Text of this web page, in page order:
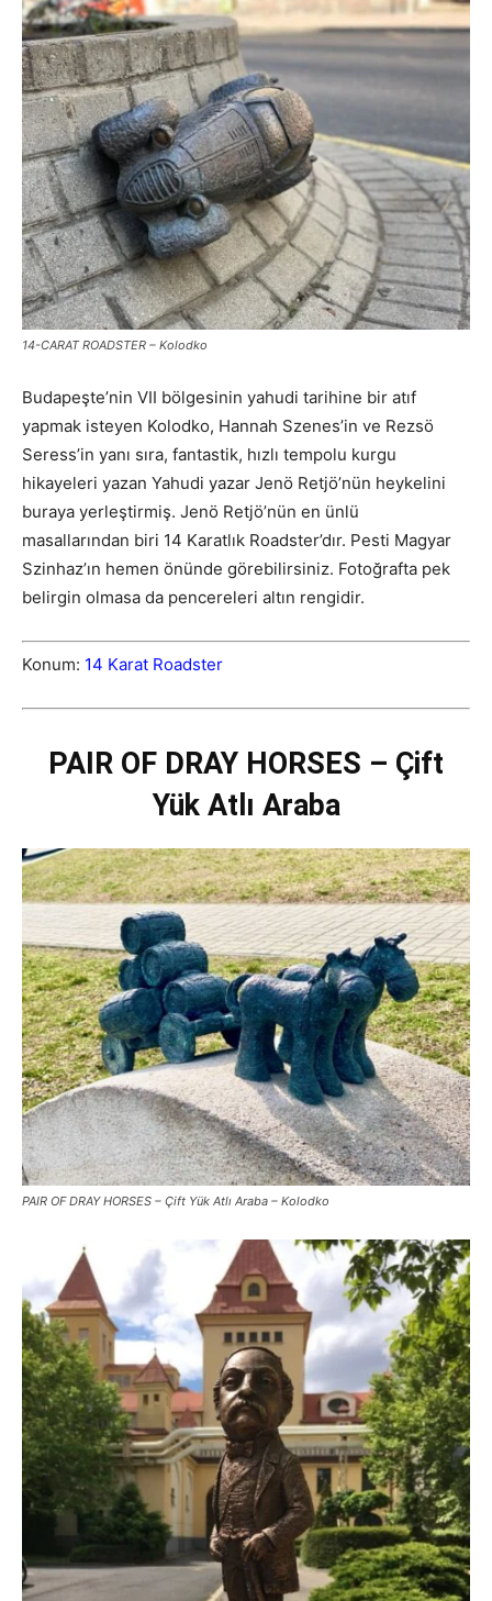
14-CARAT ROADSTER – Kolodko
Budapeşte’nin VII bölgesinin yahudi tarihine bir atıf
yapmak isteyen Kolodko, Hannah Szenes’in ve Rezsö
Seress’in yanı sıra, fantastik, hızlı tempolu kurgu
hikayeleri yazan Yahudi yazar Jenö Retjö’nün heykelini
buraya yerleştirmiş. Jenö Retjö’nün en ünlü
masallarından biri 14 Karatlık Roadster’dır. Pesti Magyar
Szinhaz’ın hemen önünde görebilirsiniz. Fotoğrafta pek
belirgin olmasa da pencereleri altın rengidir.
Konum: 14 Karat Roadster
PAIR OF DRAY HORSES – Çift
Yük Atlı Araba
PAIR OF DRAY HORSES – Çift Yük Atlı Araba – Kolodko